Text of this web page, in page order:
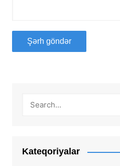
Kateqoriyalar